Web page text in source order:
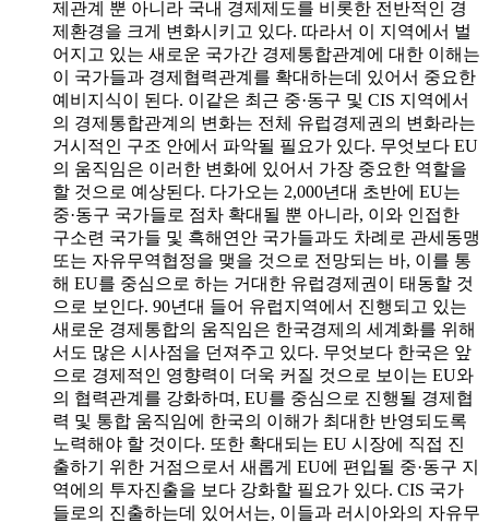
제관계 뿐 아니라 국내 경제제도를 비롯한 전반적인 경
제환경을 크게 변화시키고 있다. 따라서 이 지역에서 벌
어지고 있는 새로운 국가간 경제통합관계에 대한 이해는
이 국가들과 경제협력관계를 확대하는데 있어서 중요한
예비지식이 된다. 이같은 최근 중·동구 및 CIS 지역에서
의 경제통합관계의 변화는 전체 유럽경제권의 변화라는
거시적인 구조 안에서 파악될 필요가 있다. 무엇보다 EU
의 움직임은 이러한 변화에 있어서 가장 중요한 역할을
할 것으로 예상된다. 다가오는 2,000년대 초반에 EU는
중·동구 국가들로 점차 확대될 뿐 아니라, 이와 인접한
구소련 국가들 및 흑해연안 국가들과도 차례로 관세동맹
또는 자유무역협정을 맺을 것으로 전망되는 바, 이를 통
해 EU를 중심으로 하는 거대한 유럽경제권이 태동할 것
으로 보인다. 90년대 들어 유럽지역에서 진행되고 있는
새로운 경제통합의 움직임은 한국경제의 세계화를 위해
서도 많은 시사점을 던져주고 있다. 무엇보다 한국은 앞
으로 경제적인 영향력이 더욱 커질 것으로 보이는 EU와
의 협력관계를 강화하며, EU를 중심으로 진행될 경제협
력 및 통합 움직임에 한국의 이해가 최대한 반영되도록
노력해야 할 것이다. 또한 확대되는 EU 시장에 직접 진
출하기 위한 거점으로서 새롭게 EU에 편입될 중·동구 지
역에의 투자진출을 보다 강화할 필요가 있다. CIS 국가
들로의 진출하는데 있어서는, 이들과 러시아와의 자유무